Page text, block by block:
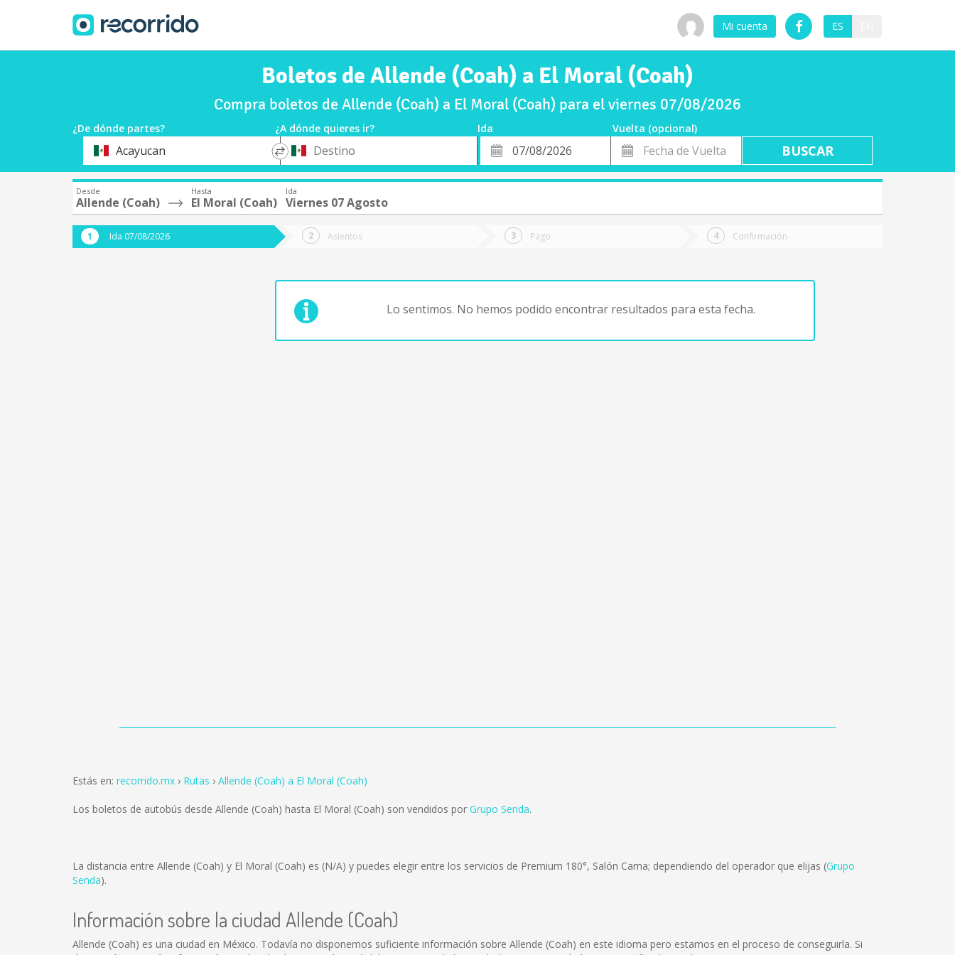
Mi cuenta ES
Boletos de Allende (Coah) a El Moral (Coah)
Compra boletos de Allende (Coah) a El Moral (Coah) para el viernes 07/08/2026
¿De dónde partes? ¿A dónde quieres ir? Ida
Vuelta (opcional)
OrigenAcayucan
*
Destino
Fecha
de
Fecha
de
Vuelta
Desde
Allende (Coah)
Hasta
El Moral (Coah)
Ida
Viernes 07 Agosto
Ida 07/08/2026 Asientos Pago Confirmación
Lo sentimos. No hemos podido encontrar resultados para esta fecha.
Estás en: recorrido.mx Rutas Allende (Coah) a El Moral (Coah)
Los boletos de autobús desde Allende (Coah) hasta El Moral (Coah) son vendidos por Grupo Senda.
La distancia entre Allende (Coah) y El Moral (Coah) es (N/A) y puedes elegir entre los servicios de Premium 180°, Salón Cama; dependiendo del operador que elijas (Grupo
Senda).
Información sobre la ciudad Allende (Coah)
Allende (Coah) es una ciudad en México. Todavía no disponemos suficiente información sobre Allende (Coah) en este idioma pero estamos en el proceso de conseguirla. Si